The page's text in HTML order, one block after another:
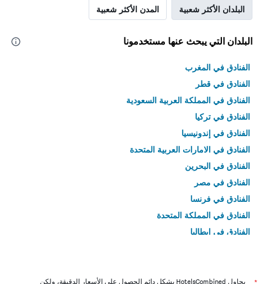
البلدان الأكثر شعبية المدن الأكثر شعبية
البلدان التي يبحث عنها مستخدمونا
الفنادق في المغرب
الفنادق في قطر
الفنادق في المملكة العربية السعودية
الفنادق في تركيا
الفنادق في إندونيسيا
الفنادق في الامارات العربية المتحدة
الفنادق في البحرين
الفنادق في مصر
الفنادق في فرنسا
الفنادق في المملكة المتحدة
الفنادق في إيطاليا
يحاول HotelsCombined بشكل دائم الحصول على الأسعار الدقيقة، ولكن